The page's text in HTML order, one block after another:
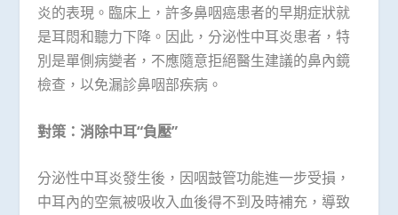
炎的表現。臨床上，許多鼻咽癌患者的早期症狀就
是耳悶和聽力下降。因此，分泌性中耳炎患者，特
別是單側病變者，不應隨意拒絕醫生建議的鼻內鏡
檢查，以免漏診鼻咽部疾病。
對策：消除中耳“負壓”
分泌性中耳炎發生後，因咽鼓管功能進一步受損，
中耳內的空氣被吸收入血後得不到及時補充，導致